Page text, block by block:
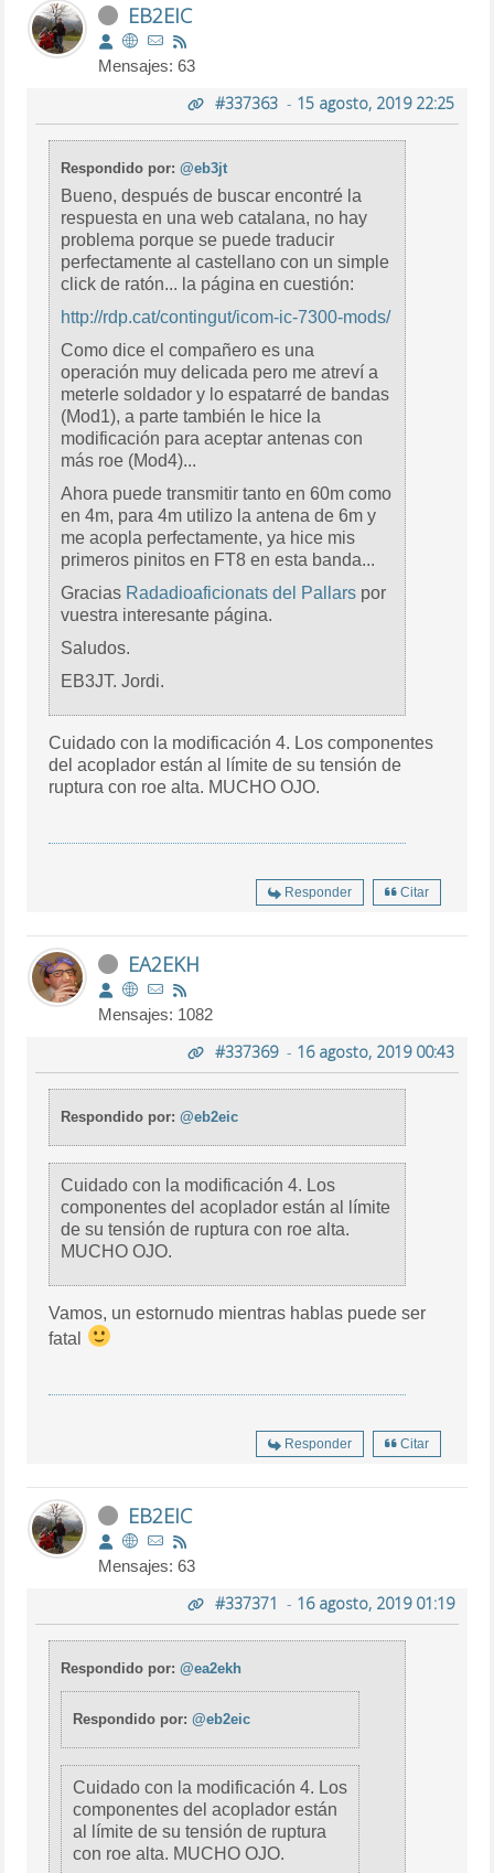
EB2EIC
Mensajes: 63
#337363- 15 agosto, 2019 22:25
Respondido por:@eb3jt
Bueno, después de buscar encontré la
respuesta en una web catalana, no hay
problema porque se puede traducir
perfectamente al castellano con un simple
click de ratón... la página en cuestión:
http://rdp.cat/contingut/icom-ic-7300-mods/
Como dice el compañero es una
operación muy delicada pero me atreví a
meterle soldador y lo espatarré de bandas
(Mod1), a parte también le hice la
modificación para aceptar antenas con
más roe (Mod4)...
Ahora puede transmitir tanto en 60m como
en 4m, para 4m utilizo la antena de 6m y
me acopla perfectamente, ya hice mis
primeros pinitos en FT8 en esta banda...
Gracias Radadioaficionats del Pallars por
vuestra interesante página.
Saludos.
EB3JT. Jordi.
Cuidado con la modificación 4. Los componentes
del acoplador están al límite de su tensión de
ruptura con roe alta. MUCHO OJO.
Responder Citar
EA2EKH
Mensajes: 1082
#337369- 16 agosto, 2019 00:43
Respondido por:@eb2eic
Cuidado con la modificación 4. Los
componentes del acoplador están al límite
de su tensión de ruptura con roe alta.
MUCHO OJO.
Vamos, un estornudo mientras hablas puede ser
fatal
Responder Citar
EB2EIC
Mensajes: 63
#337371 - 16 agosto, 2019 01:19
Respondido por:@ea2ekh
Respondido por:@eb2eic
Cuidado con la modificación 4. Los
componentes del acoplador están
al límite de su tensión de ruptura
con roe alta. MUCHO OJO.